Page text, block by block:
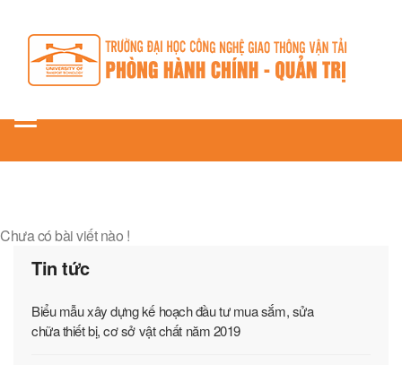
Toggle
Chưa có bài viết nào !
Tin tức
Biểu mẫu xây dựng kế hoạch đầu tư mua sắm, sửa
chữa thiết bị, cơ sở vật chất năm 2019